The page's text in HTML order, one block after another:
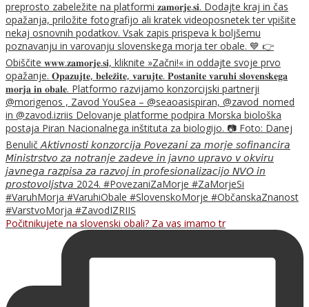
Počitnikujete na slovenski obali? Za vas imamo tr